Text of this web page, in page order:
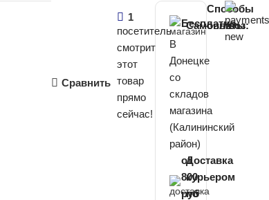
Сравнить
1
посетитель
смотрит
этот
товар
прямо
сейчас!
Самовывоз
В
Донецке
со
складов
магазина
(Калининский
район)
Бесплатно
Доставка
курьером
по
от
800
руб
Способы
оплаты: